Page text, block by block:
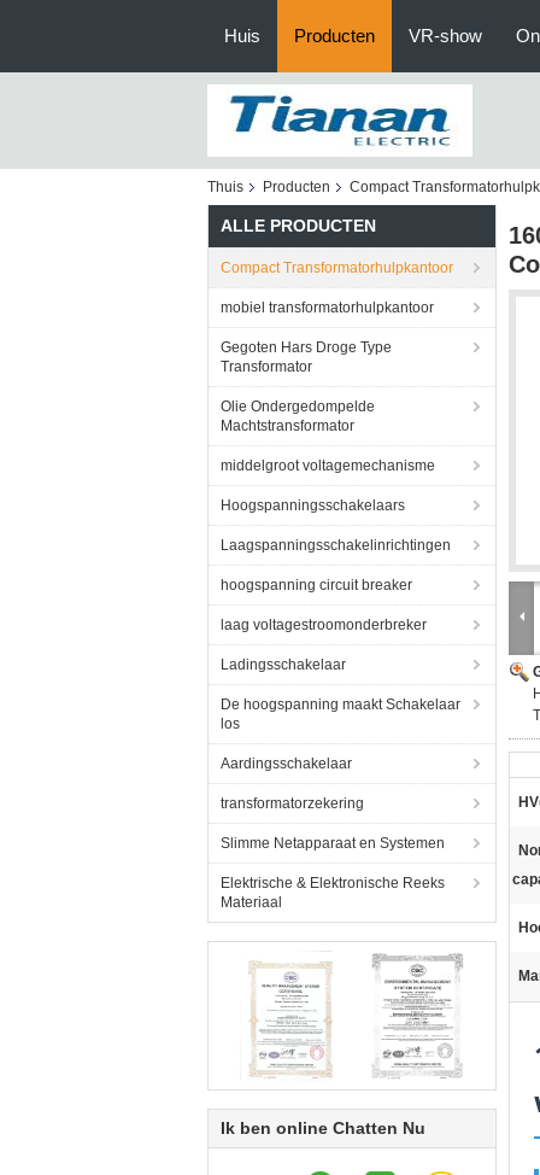
Huis Producten VR-show
Thuis Producten Compact
ALLE PRODUCTEN
Compact Transformatorhulpkantoor
mobiel transformatorhulpkantoor
Gegoten Hars Droge Type
Transformator
Olie Ondergedompelde
Machtstransformator
middelgroot voltagemechanisme
Hoogspanningsschakelaars
Laagspanningsschakelinrichtingen
hoogspanning circuit breaker
laag voltagestroomonderbreker
Ladingsschakelaar
De hoogspanning maakt Schakelaar
los
Aardingsschakelaar
transformatorzekering
Slimme Netapparaat en Systemen
Elektrische & Elektronische Reeks
Materiaal
Ik ben online Chatten Nu